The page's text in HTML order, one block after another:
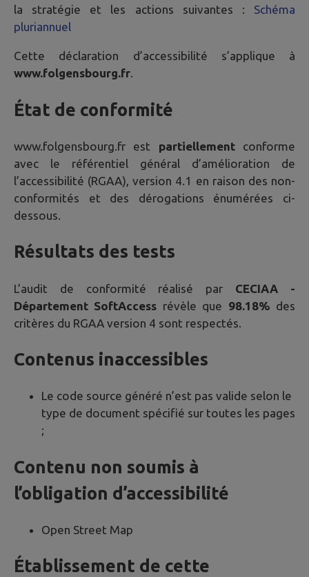
la stratégie et les actions suivantes : Schéma
pluriannuel
Cette déclaration d’accessibilité s’applique à
www.folgensbourg.fr.
État de conformité
www.folgensbourg.fr est partiellementconforme
avec le référentiel général d’amélioration de
l’accessibilité (RGAA), version 4.1 en raison des non-
conformités et des dérogations énumérées ci-
dessous.
Résultats des tests
L’audit de conformité réalisé par CECIAA -
Département SoftAccess révèle que 98.18% des
critères du RGAA version 4 sont respectés.
Contenus inaccessibles
Le code source généré n’est pas valide selon le
type de document spécifié sur toutes les pages
;
Contenu non soumis à
l’obligation d’accessibilité
Open Street Map
Établissement de cette